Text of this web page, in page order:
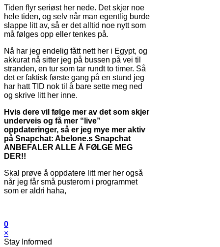
Tiden flyr seriøst her nede. Det skjer noe
hele tiden, og selv når man egentlig burde
slappe litt av, så er det alltid noe nytt som
må følges opp eller tenkes på.
Nå har jeg endelig fått nett her i Egypt, og
akkurat nå sitter jeg på bussen på vei til
stranden, en tur som tar rundt to timer. Så
det er faktisk første gang på en stund jeg
har hatt TID nok til å bare sette meg ned
og skrive litt her inne.
Hvis dere vil følge mer av det som skjer
underveis og få mer “live”
oppdateringer, så er jeg mye mer aktiv
på Snapchat: Abelone.s Snapchat
ANBEFALER ALLE Å FØLGE MEG
DER!!
Skal prøve å oppdatere litt mer her også
når jeg får små pusterom i programmet
som er aldri haha,
0
×
Stay Informed